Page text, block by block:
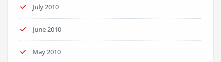
July 2010
June 2010
May 2010